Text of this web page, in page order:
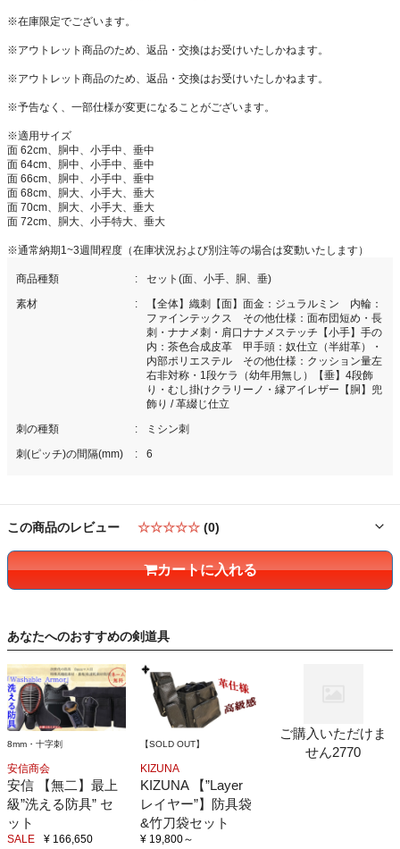
※在庫限定でございます。
※アウトレット商品のため、返品・交換はお受けいたしかねます。
※アウトレット商品のため、返品・交換はお受けいたしかねます。
※予告なく、一部仕様が変更になることがございます。
※適用サイズ
面 62cm、胴中、小手中、垂中
面 64cm、胴中、小手中、垂中
面 66cm、胴中、小手中、垂中
面 68cm、胴大、小手大、垂大
面 70cm、胴大、小手大、垂大
面 72cm、胴大、小手特大、垂大
※通常納期1~3週間程度（在庫状況および別注等の場合は変動いたします）
商品種類
セット(面、小手、胴、垂)
素材
【全体】織刺【面】面金：ジュラルミン 内輪：
ファインテックス その他仕様：面布団短め・長
刺・ナナメ刺・肩口ナナメステッチ【小手】手の
内：茶色合成皮革 甲手頭：奴仕立（半紺革）・
内部ポリエステル その他仕様：クッション量左
右非対称・1段ケラ（幼年用無し）【垂】4段飾
り・むし掛けクラリーノ・縁アイレザー【胴】兜
飾り / 革綴じ仕立
刺の種類
ミシン刺
刺(ピッチ)の間隔(mm)
6
この商品のレビュー ☆☆☆☆☆ (0)
カートに入れる
あなたへのおすすめの剣道具
8mm・十字刺
安信商会
安信 【無二】最上
級”洗える防具” セ
ット
SALE ¥ 166,650
【SOLD OUT】
KIZUNA
KIZUNA 【”Layer
レイヤー”】防具袋
&竹刀袋セット
¥ 19,800～
ご購入いただけま
せん2770